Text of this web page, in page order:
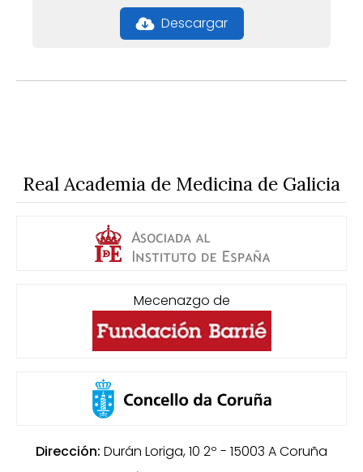
Descargar
Real Academia de Medicina de Galicia
Mecenazgo de
Dirección: Durán Loriga, 10 2º - 15003 A Coruña